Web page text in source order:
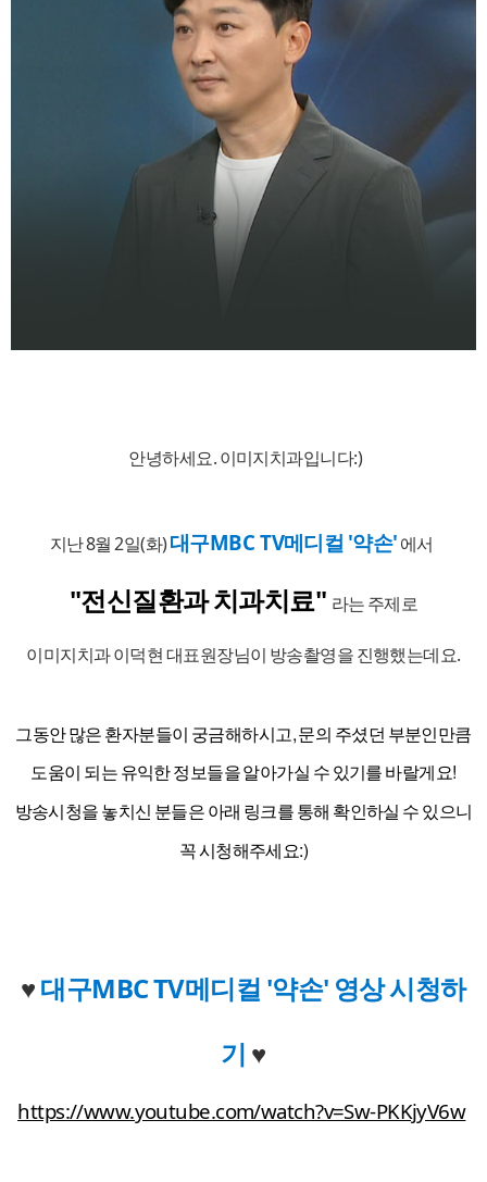
안녕하세요. 이미지치과입니다:)
지난 8월 2일(화)대구MBC TV메디컬 '약손'에서
"전신질환과 치과치료" 라는 주제로
이미지치과 이덕현 대표원장님이 방송촬영을 진행했는데요.
그동안 많은 환자분들이 궁금해하시고, 문의 주셨던 부분인만큼
도움이 되는 유익한 정보들을 알아가실 수 있기를 바랄게요!
방송시청을 놓치신 분들은 아래 링크를 통해 확인하실 수 있으니
꼭 시청해주세요:)
♥대구MBC TV메디컬 '약손' 영상 시청하
기 ♥
https://www.youtube.com/watch?v=Sw-PKKjyV6w